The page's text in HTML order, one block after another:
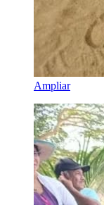
Ampliar